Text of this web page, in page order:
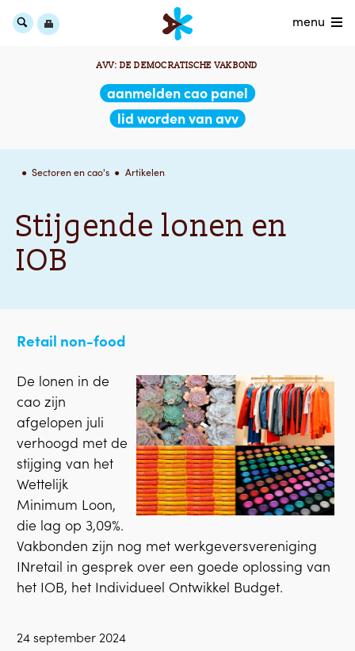
aanmelden cao panel
lid worden van avv
menu
AVV: DE DEMOCRATISCHE VAKBOND
Sectoren en cao's Artikelen
Stijgende lonen en
IOB
Retail non-food
De lonen in de
cao zijn
afgelopen juli
verhoogd met de
stijging van het
Wettelijk
Minimum Loon,
die lag op 3,09%.
Vakbonden zijn nog met werkgeversvereniging
INretail in gesprek over een goede oplossing van
het IOB, het Individueel Ontwikkel Budget.
24 september 2024